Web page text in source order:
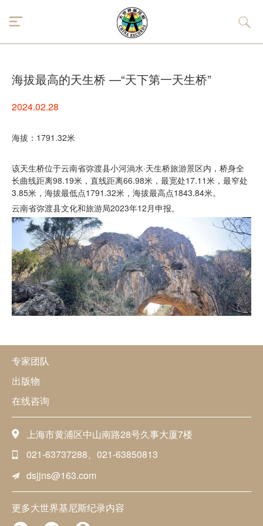
海拔最高的天生桥 —“天下第一天生桥”
2024.02.28
海拔：1791.32米
该天生桥位于云南省弥渡县小河淌水·天生桥旅游景区内，桥身全
长曲线距离98.19米，直线距离66.98米，最宽处17.11米，最窄处
3.85米，海拔最低点1791.32米，海拔最高点1843.84米。
云南省弥渡县文化和旅游局2023年12月申报。
专家团队
出版物
在线咨询
上海市黄浦区中山南路28号久事大厦7楼
021-63737288、021-63850813
dsjjns@163.com
更多大世界基尼斯纪录内容